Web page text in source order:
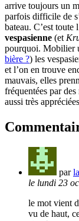
arrive toujours un
parfois difficile de
bateau. C’est toute
vespasienne (et
pourquoi. Mobilier
bière ?) les
et l’on en trouve
mauvais, elles
fréquentées par
aussi très
par
le lundi 23
le mot vient
vu de haut,